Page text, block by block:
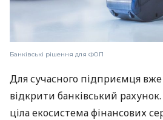
Банківські рішення для ФОП
Для сучасного підприємця
відкрити банківський
ціла екосистема фінансових